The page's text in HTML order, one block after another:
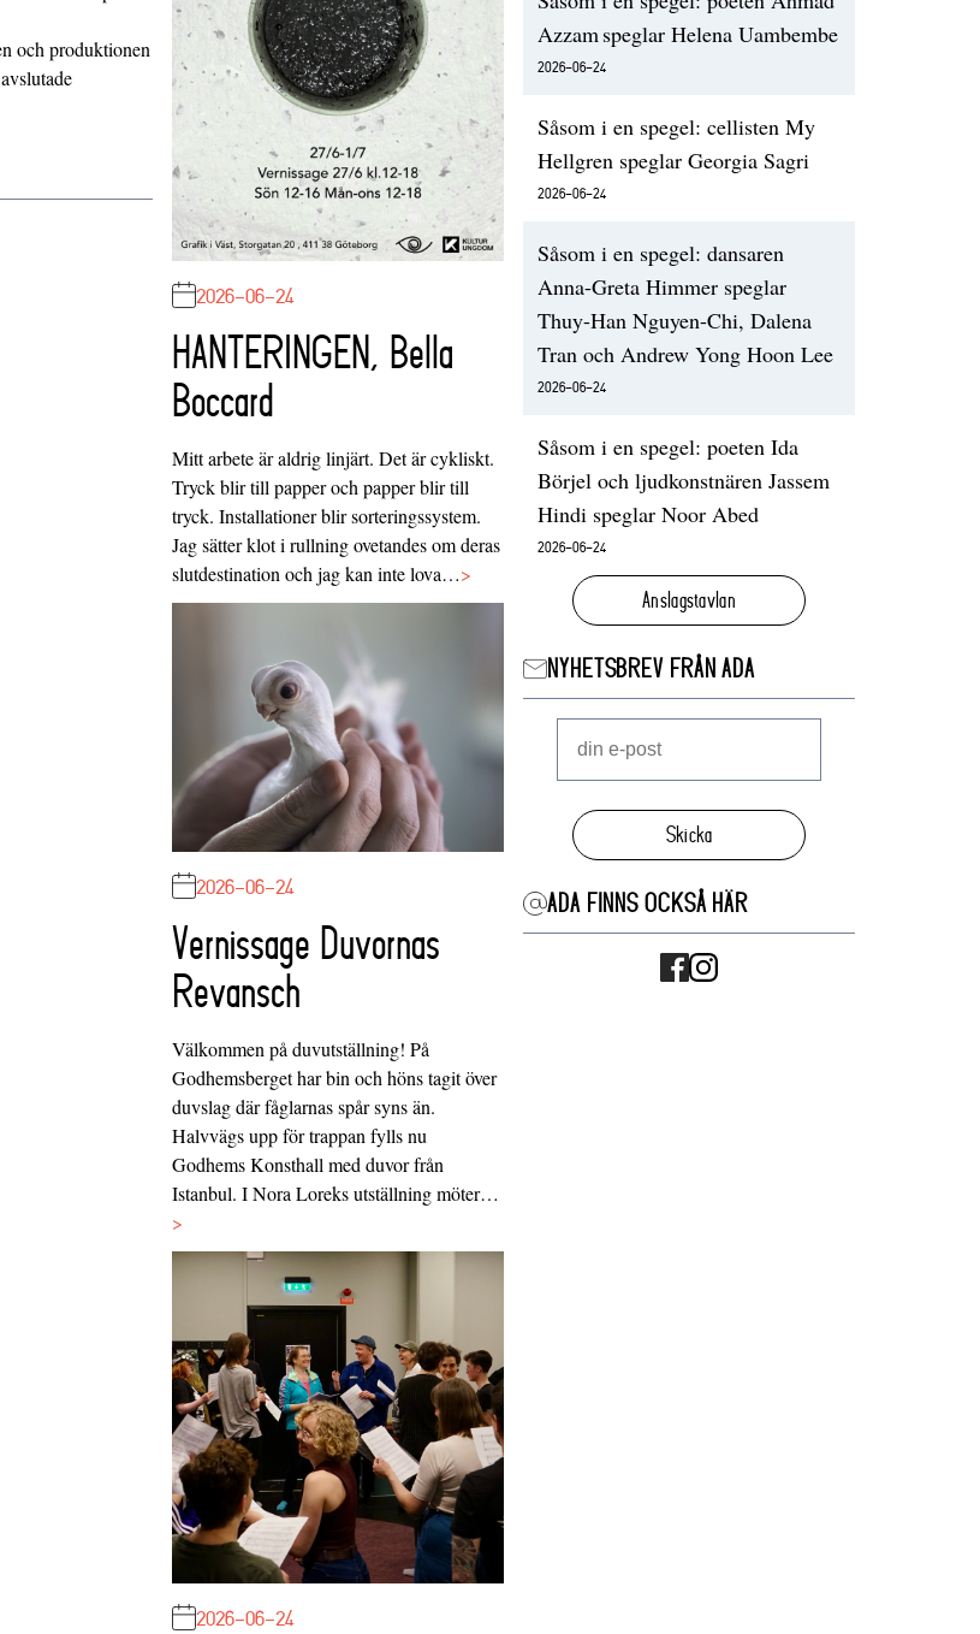
och produktionen
2026-06-24
HANTERINGEN, Bella
Boccard
Mitt arbete är aldrig linjärt. Det är cykliskt.
Tryck blir till papper och papper blir till
tryck. Installationer blir sorteringssystem.
Jag sätter klot i rullning ovetandes om deras
slutdestination och jag kan inte lova…>
2026-06-24
Vernissage Duvornas
Revansch
Välkommen på duvutställning! På
Godhemsberget har bin och höns tagit över
duvslag där fåglarnas spår syns än.
Halvvägs upp för trappan fylls nu
Godhems Konsthall med duvor från
Istanbul. I Nora Loreks utställning möter…
>
2026-06-24
Azzam speglar Helena Uambembe
2026-06-24
Såsom i en spegel: cellisten My
Hellgren speglar Georgia Sagri
2026-06-24
Såsom i en spegel: dansaren
Anna-Greta Himmer speglar
Thuy-Han Nguyen-Chi, Dalena
Tran och Andrew Yong Hoon Lee
2026-06-24
Såsom i en spegel: poeten Ida
Börjel och ljudkonstnären Jassem
Hindi speglar Noor Abed
2026-06-24
Anslagstavlan
NYHETSBREV FRÅN ADA
Skicka
ADA FINNS OCKSÅ HÄR